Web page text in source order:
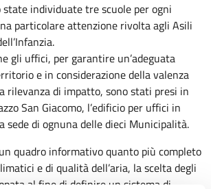
individuate tre scuole per ogni
particolare attenzione rivolta agli Asili
gli uffici, per garantire un’adeguata
e in considerazione della valenza
rilevanza di impatto, sono stati presi in
San Giacomo, l’edificio per uffici in
sede di ognuna delle dieci Municipalità.
quadro informativo quanto più completo
e di qualità dell’aria, la scelta degli
al fine di definire un sistema di